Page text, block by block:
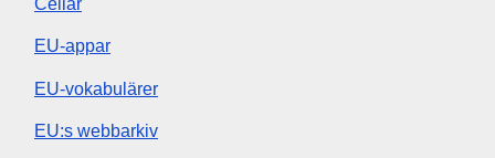
Cellar
EU-appar
EU-vokabulärer
EU:s webbarkiv